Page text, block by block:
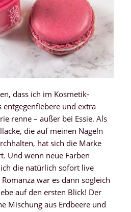
dass ich im Kosmetik-
entgegenfiebere und extra
renne – außer bei Essie. Als
die auf meinen Nägeln
hat sich die Marke
Und wenn neue Farben
die natürlich sofort live
war es dann sogleich
auf den ersten Blick! Der
Mischung aus Erdbeere und